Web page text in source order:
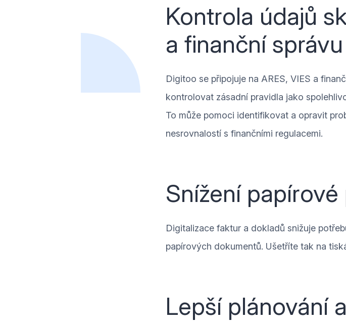
Kontrola údajů
a finanční správu
Digitoo se připojuje na ARES, VIES a
kontrolovat zásadní pravidla jako
To může pomoci identifikovat a opravit
nesrovnalostí s finančními regulacemi.
Snížení papírové
Digitalizace faktur a dokladů snižuje
papírových dokumentů. Ušetříte tak na
Lepší plánování